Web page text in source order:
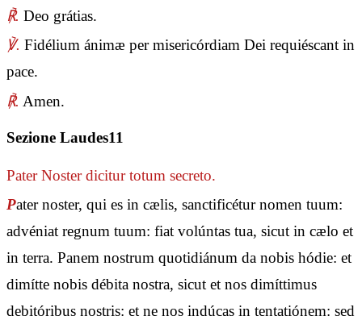
℟. Deo grátias.
℣. Fidélium ánimæ per misericórdiam Dei requiéscant in
pace.
℟. Amen.
Sezione Laudes11
Pater Nosterdicitur totum secreto.
Pater noster, qui es in cælis, sanctificétur nomen tuum:
advéniat regnum tuum: fiat volúntas tua, sicut in cælo et
in terra. Panem nostrum quotidiánum da nobis hódie: et
dimítte nobis débita nostra, sicut et nos dimíttimus
debitóribus nostris: et ne nos indúcas in tentatiónem: sed